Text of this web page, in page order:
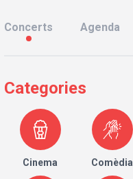
Concerts Agenda
Categories
Cinema Comèdia